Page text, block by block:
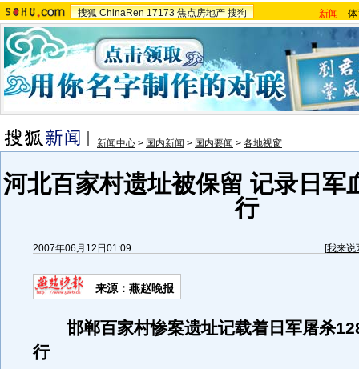
搜狐 ChinaRen 17173 焦点房地产 搜狗 新闻 -
新闻中心 > 国内新闻 > 国内要闻 > 各地视窗
河北百家村遗址被保留 记录日军
行
2007年06月12日01:09 [我来说
来源：燕赵晚报
邯郸百家村惨案遗址记载着日军屠杀
行